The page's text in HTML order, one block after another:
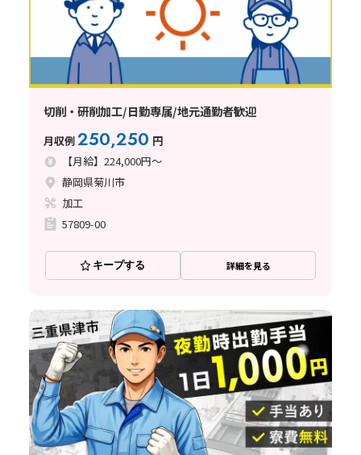
切削・研削加工/日勤専属/地元通勤者歓迎
月収例250,250 円
【月給】224,000円～
静岡県菊川市
加工
57809-00
キープする 詳細を見る